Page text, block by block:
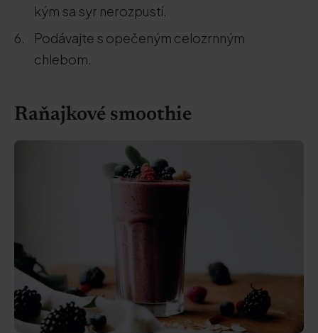
kým sa syr nerozpustí.
Podávajte s opečeným celozrnným
chlebom.
Raňajkové smoothie